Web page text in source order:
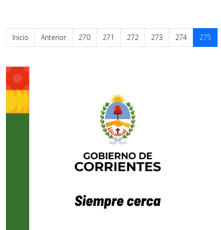
Inicio Anterior 270 271 272 273 274 275